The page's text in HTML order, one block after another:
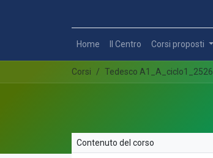
Home Il Centro Corsi proposti
Corsi Tedesco A1_A_ciclo1_2526
Contenuto del corso